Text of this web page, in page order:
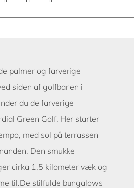
palmer og farverige
siden af golfbanen i
du de farverige
Green Golf. Her starter
med sol på terrassen
Den smukke
cirka 1,5 kilometer væk og
til.De stilfulde bungalows